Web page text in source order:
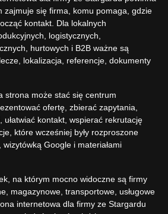
zajmuje się firma, komu pomaga, gdzie
kontakt. Dla lokalnych
logistycznych,
hurtowych i B2B ważne są
lokalizacja, referencje, dokumenty
strona może stać się centrum
ofertę, zbierać zapytania,
ułatwiać kontakt, wspierać rekrutację
które wcześniej były rozproszone
Google i materiałami
na którym mocno widoczne są firmy
magazynowe, transportowe, usługowe
internetowa dla firmy ze Stargardu